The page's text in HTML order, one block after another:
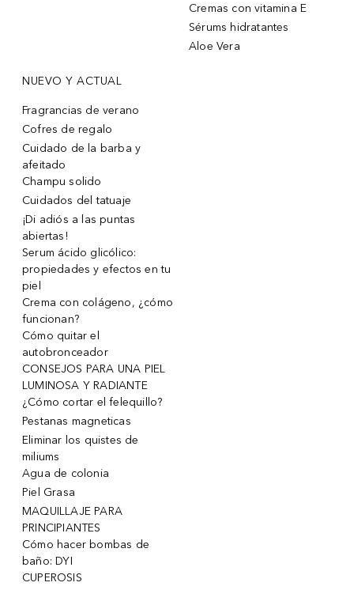
Cremas con vitamina E
Sérums hidratantes
Aloe Vera
NUEVO Y ACTUAL
Fragrancias de verano
Cofres de regalo
Cuidado de la barba y
afeitado
Champu solido
Cuidados del tatuaje
¡Di adiós a las puntas
abiertas!
Serum ácido glicólico:
propiedades y efectos en tu
piel
Crema con colágeno, ¿cómo
funcionan?
Cómo quitar el
autobronceador
CONSEJOS PARA UNA PIEL
LUMINOSA Y RADIANTE
¿Cómo cortar el felequillo?
Pestanas magneticas
Eliminar los quistes de
miliums
Agua de colonia
Piel Grasa
MAQUILLAJE PARA
PRINCIPIANTES
Cómo hacer bombas de
baño: DYI
CUPEROSIS